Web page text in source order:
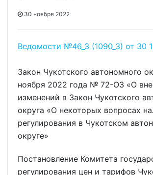
30 ноября 2022
Ведомости №46_3 (1090_3) от 30
Закон Чукотского автономного
ноября 2022 года № 72-ОЗ «О
изменений в Закон Чукотского
округа «О некоторых вопросах
регулирования в Чукотском
округе»
Постановление Комитета
регулирования цен и тарифов